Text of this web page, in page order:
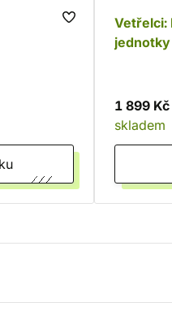
Vetřelci:
jednotky
1 899 Kč
skladem